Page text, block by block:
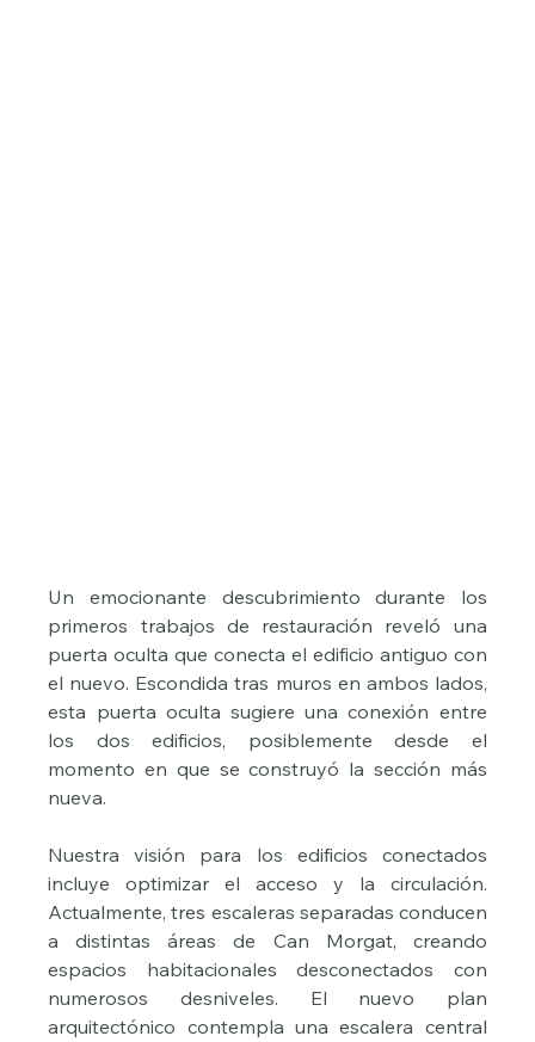
Un emocionante descubrimiento durante los
primeros trabajos de restauración reveló una
puerta oculta que conecta el edificio antiguo con
el nuevo. Escondida tras muros en ambos lados,
esta puerta oculta sugiere una conexión entre
los dos edificios, posiblemente desde el
momento en que se construyó la sección más
nueva.
Nuestra visión para los edificios conectados
incluye optimizar el acceso y la circulación.
Actualmente, tres escaleras separadas conducen
a distintas áreas de Can Morgat, creando
espacios habitacionales desconectados con
numerosos desniveles. El nuevo plan
arquitectónico contempla una escalera central